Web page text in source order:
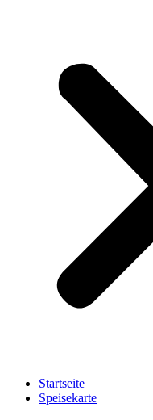
Startseite
Speisekarte